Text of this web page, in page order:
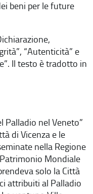
beni per le future
“Autenticità” e
Il testo è tradotto in
Palladio nel Veneto”
di Vicenza e le
nella Regione
Mondiale
solo la Città
attribuiti al Palladio